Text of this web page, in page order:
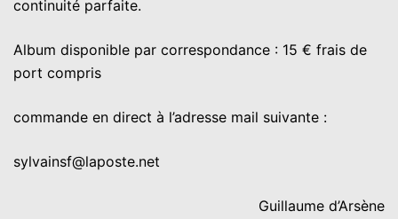
continuité parfaite.
Album disponible par correspondance : 15 € frais de
port compris
commande en direct à l’adresse mail suivante :
sylvainsf@laposte.net
Guillaume d’Arsène